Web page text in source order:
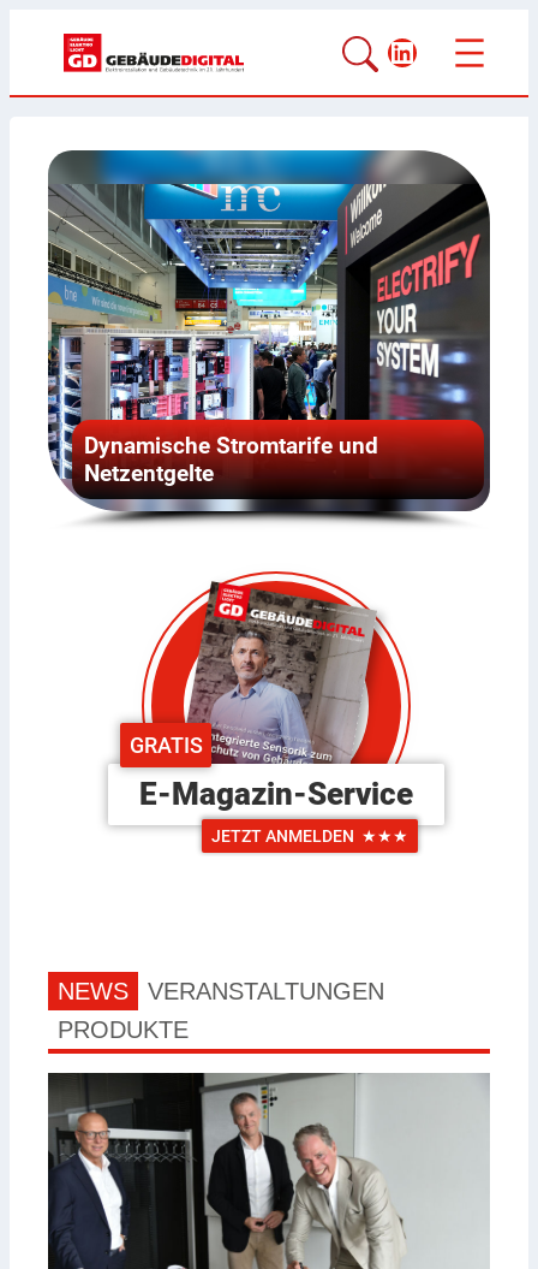
LinkedIn
Flexible und eingriffsarme
Beleuchtungssanierung
GRATIS
E-Magazin-Service
JETZT ANMELDEN ★★★
NEWS
VERANSTALTUNGEN
PRODUKTE